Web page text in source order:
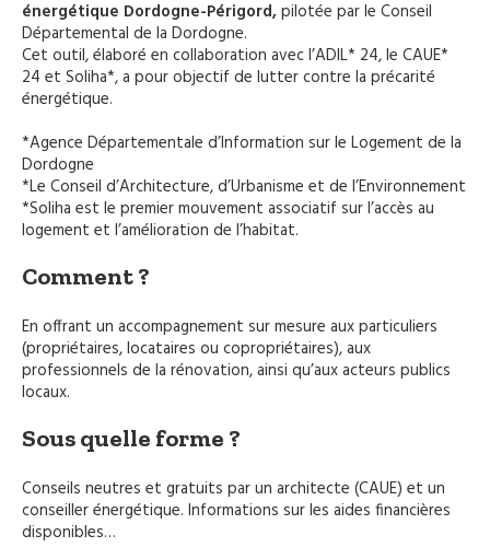
énergétique Dordogne-Périgord,pilotée par le Conseil
Départemental de la Dordogne.
Cet outil, élaboré en collaboration avec l’ADIL* 24, le CAUE*
24 et Soliha*, a pour objectif de lutter contre la précarité
énergétique.
*Agence Départementale d’Information sur le Logement de la
Dordogne
*Le Conseil d’Architecture, d’Urbanisme et de l’Environnement
*Soliha est le premier mouvement associatif sur l’accès au
logement et l’amélioration de l’habitat.
Comment ?
En offrant un accompagnement sur mesure aux particuliers
(propriétaires, locataires ou copropriétaires), aux
professionnels de la rénovation, ainsi qu’aux acteurs publics
locaux.
Sous quelle forme ?
Conseils neutres et gratuits par un architecte (CAUE) et un
conseiller énergétique. Informations sur les aides financières
disponibles…